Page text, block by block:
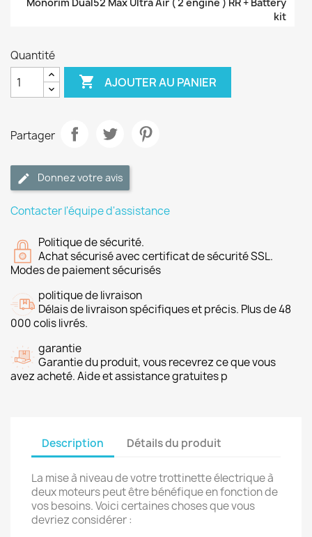
kit
Quantité
 AJOUTER AU PANIER
Partager
Donnez votre avis
Contacter l'équipe d'assistance
Politique de sécurité.
Achat sécurisé avec certificat de sécurité SSL.
Modes de paiement sécurisés
politique de livraison
Délais de livraison spécifiques et précis. Plus de 48
000 colis livrés.
garantie
Garantie du produit, vous recevrez ce que vous
avez acheté. Aide et assistance gratuites p
Description Détails du produit
La mise à niveau de votre trottinette électrique à
deux moteurs peut être bénéfique en fonction de
vos besoins. Voici certaines choses que vous
devriez considérer :